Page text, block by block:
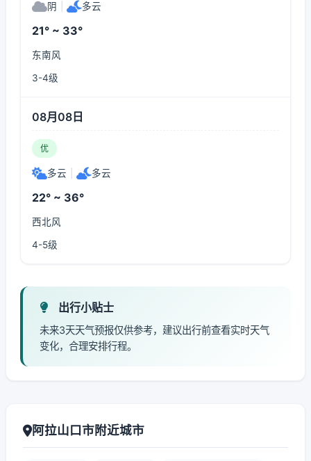
阴 多云
21° ~ 33°
东南风
3-4级
08月08日
优
多云 多云
22° ~ 36°
西北风
4-5级
出行小贴士
未来3天天气预报仅供参考，建议出行前查看实时天气
变化，合理安排行程。
阿拉山口市附近城市